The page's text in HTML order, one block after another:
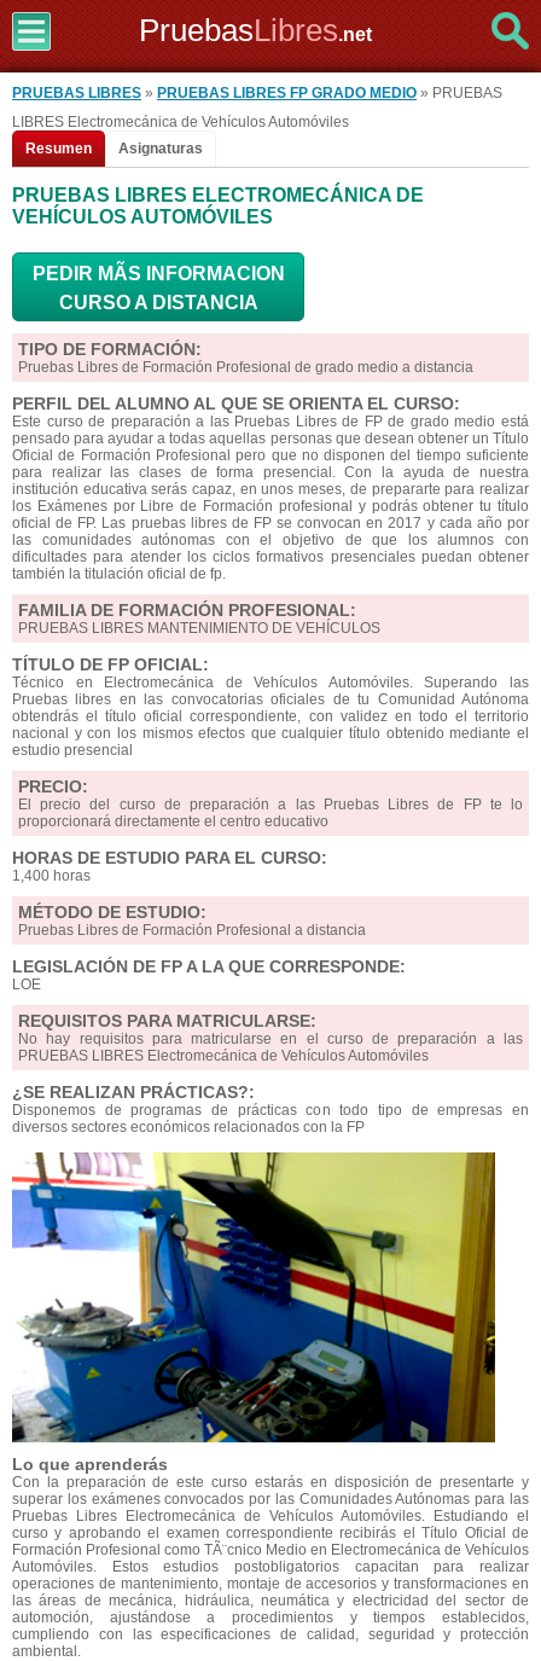
PruebasLibres.net
PRUEBAS LIBRES » PRUEBAS LIBRES FP GRADO MEDIO » PRUEBAS
LIBRES Electromecánica de Vehículos Automóviles
Resumen
Asignaturas
PRUEBAS LIBRES ELECTROMECÁNICA DE
VEHÍCULOS AUTOMÓVILES
PEDIR MÃS INFORMACION
CURSO A DISTANCIA
TIPO DE FORMACIÓN:
Pruebas Libres de Formación Profesional de grado medio a distancia
PERFIL DEL ALUMNO AL QUE SE ORIENTA EL CURSO:
Este curso de preparación a las Pruebas Libres de FP de grado medio está
pensado para ayudar a todas aquellas personas que desean obtener un Título
Oficial de Formación Profesional pero que no disponen del tiempo suficiente
para realizar las clases de forma presencial. Con la ayuda de nuestra
institución educativa serás capaz, en unos meses, de prepararte para realizar
los Exámenes por Libre de Formación profesional y podrás obtener tu título
oficial de FP. Las pruebas libres de FP se convocan en 2017 y cada año por
las comunidades autónomas con el objetivo de que los alumnos con
dificultades para atender los ciclos formativos presenciales puedan obtener
también la titulación oficial de fp.
FAMILIA DE FORMACIÓN PROFESIONAL:
PRUEBAS LIBRES MANTENIMIENTO DE VEHÍCULOS
TÍTULO DE FP OFICIAL:
Técnico en Electromecánica de Vehículos Automóviles. Superando las
Pruebas libres en las convocatorias oficiales de tu Comunidad Autónoma
obtendrás el título oficial correspondiente, con validez en todo el territorio
nacional y con los mismos efectos que cualquier título obtenido mediante el
estudio presencial
PRECIO:
El precio del curso de preparación a las Pruebas Libres de FP te lo
proporcionará directamente el centro educativo
HORAS DE ESTUDIO PARA EL CURSO:
1,400 horas
MÉTODO DE ESTUDIO:
Pruebas Libres de Formación Profesional a distancia
LEGISLACIÓN DE FP A LA QUE CORRESPONDE:
LOE
REQUISITOS PARA MATRICULARSE:
No hay requisitos para matricularse en el curso de preparación a las
PRUEBAS LIBRES Electromecánica de Vehículos Automóviles
¿SE REALIZAN PRÁCTICAS?:
Disponemos de programas de prácticas con todo tipo de empresas en
diversos sectores económicos relacionados con la FP
Lo que aprenderás
Con la preparación de este curso estarás en disposición de presentarte y
superar los exámenes convocados por las Comunidades Autónomas para las
Pruebas Libres Electromecánica de Vehículos Automóviles. Estudiando el
curso y aprobando el examen correspondiente recibirás el Título Oficial de
Formación Profesional como TÃ¨cnico Medio en Electromecánica de Vehículos
Automóviles. Estos estudios postobligatorios capacitan para realizar
operaciones de mantenimiento, montaje de accesorios y transformaciones en
las áreas de mecánica, hidráulica, neumática y electricidad del sector de
automoción, ajustándose a procedimientos y tiempos establecidos,
cumpliendo con las especificaciones de calidad, seguridad y protección
ambiental.